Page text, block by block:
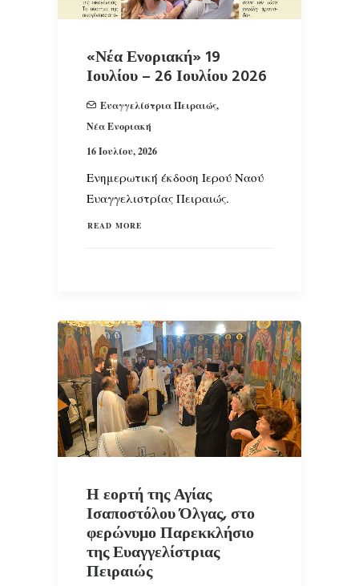
«Νέα Ενοριακή» 19
Ιουλίου – 26 Ιουλίου 2026
Ευαγγελίστρια Πειραιώς,
Νέα Ενοριακή
16 Ιουλίου, 2026
Ενημερωτική έκδοση Ιερού Ναού
Ευαγγελιστρίας Πειραιώς.
READ MORE
Η εορτή της Αγίας
Ισαποστόλου Όλγας, στο
φερώνυμο Παρεκκλήσιο
της Ευαγγελίστριας
Πειραιώς